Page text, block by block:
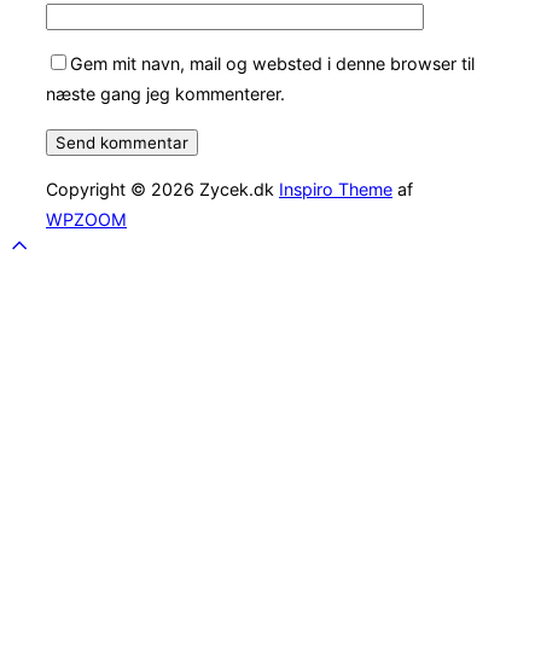
Gem mit navn, mail og websted i denne browser til
næste gang jeg kommenterer.
Copyright © 2026 Zycek.dk Inspiro Theme af
WPZOOM